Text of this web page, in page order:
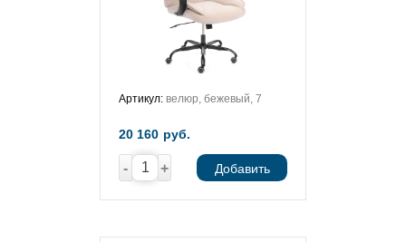
Артикул: велюр, бежевый, 7
20 160 руб.
- + Добавить